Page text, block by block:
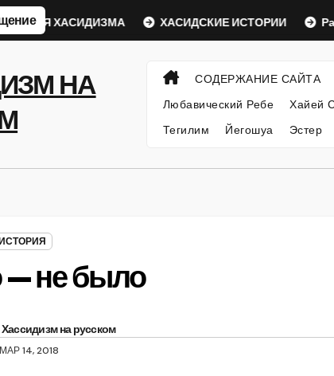
ХАСИДИЗМА ХАСИДСКИЕ ИСТОРИИ
НА
СОДЕРЖАНИЕ САЙТА
Любавический Ребе
Хайей
Тегилим
Йегошуа Эстер
не было
Хассидизм на русском
МАР 14, 2018